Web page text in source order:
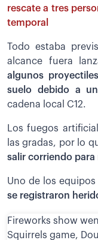
rescate a tres
temporal
Todo estaba
alcance fuera
algunos
suelo debido a
cadena local C12.
Los fuegos
las gradas, por lo
salir corriendo para
Uno de los
se registraron
Fireworks show
Squirrels game,